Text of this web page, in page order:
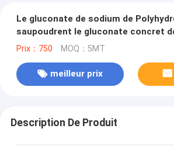
Le gluconate de sodium de
saupoudrent le gluconate concret
de construction
Prix：750 MOQ：5MT
meilleur prix
Description De Produit